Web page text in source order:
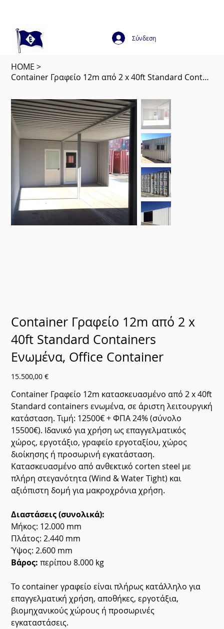
Σύνδεση
HOME >
Container Γραφείο 12m από 2 x 40ft Standard Containers Ενωμένα, Office Container
Container Γραφείο 12m από 2 x
40ft Standard Containers
Ενωμένα, Office Container
Τιμή
15.500,00 €
Container Γραφείο 12m κατασκευασμένο από 2 x 40ft
Standard containers ενωμένα, σε άριστη λειτουργική
κατάσταση. Τιμή: 12500€ + ΦΠΑ 24% (σύνολο
15500€). Ιδανικό για χρήση ως επαγγελματικός
χώρος, εργοτάξιο, γραφείο εργοταξίου, χώρος
διοίκησης ή προσωρινή εγκατάσταση.
Κατασκευασμένο από ανθεκτικό corten steel με
πλήρη στεγανότητα (Wind & Water Tight) και
αξιόπιστη δομή για μακροχρόνια χρήση.
Διαστάσεις (συνολικά):
Μήκος: 12.000 mm
Πλάτος: 2.440 mm
Ύψος: 2.600 mm
Βάρος: περίπου 8.000 kg
Το container γραφείο είναι πλήρως κατάλληλο για
επαγγελματική χρήση, αποθήκες, εργοτάξια,
βιομηχανικούς χώρους ή προσωρινές
εγκαταστάσεις.